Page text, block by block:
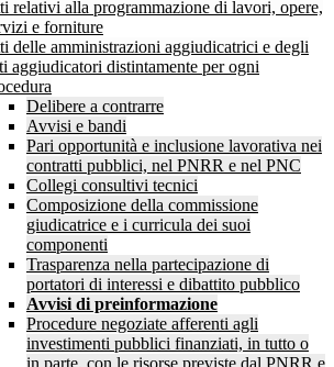
relativi alla programmazione di lavori, opere,
e forniture
delle amministrazioni aggiudicatrici e degli
aggiudicatori distintamente per ogni
Delibere a contrarre
Avvisi e bandi
Pari opportunità e inclusione lavorativa nei
contratti pubblici, nel PNRR e nel PNC
Collegi consultivi tecnici
Composizione della commissione
giudicatrice e i curricula dei suoi
componenti
Trasparenza nella partecipazione di
portatori di interessi e dibattito pubblico
Avvisi di preinformazione
Procedure negoziate afferenti agli
investimenti pubblici finanziati, in tutto o
in parte, con le risorse previste dal PNRR e